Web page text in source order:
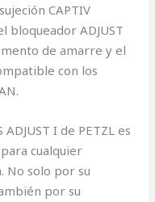
CAPTIV
bloqueador ADJUST
de amarre y el
con los
ADJUST I de PETZL es
cualquier
No solo por su
por su